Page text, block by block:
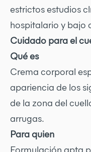
estrictos estudios
hospitalario y bajo
Cuidado para el
Qué es
Crema corporal
apariencia de los
de la zona del
arrugas.
Para quien
Formulación apta